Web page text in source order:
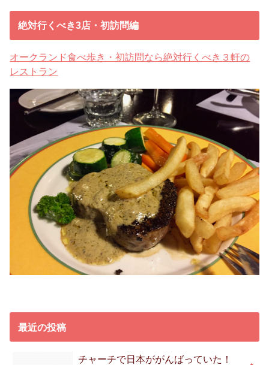
絶対行くべき3店・初訪問編
オークランド食べ歩き・初訪問なら絶対行くべき３軒の
レストラン
最近の投稿
チャーチで日本ががんばっていた！